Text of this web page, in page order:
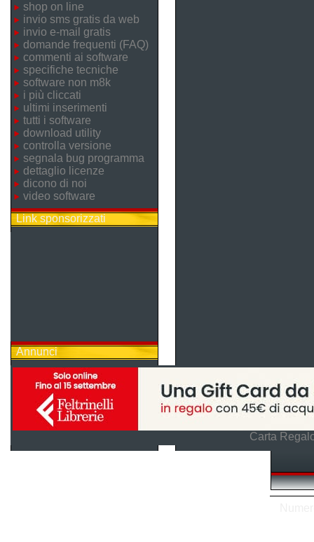
shop on line
invio sms gratis da web
invio e-mail gratis
domande frequenti (FAQ)
commenti ai software
specifiche tecniche
software non m8k
i più cliccati
ultimi inserimenti
tutti i software
download utility
controlla versione
segnala bug programma
dettaglio licenze
dicono di noi
video software
Link sponsorizzati
Annunci
Carta